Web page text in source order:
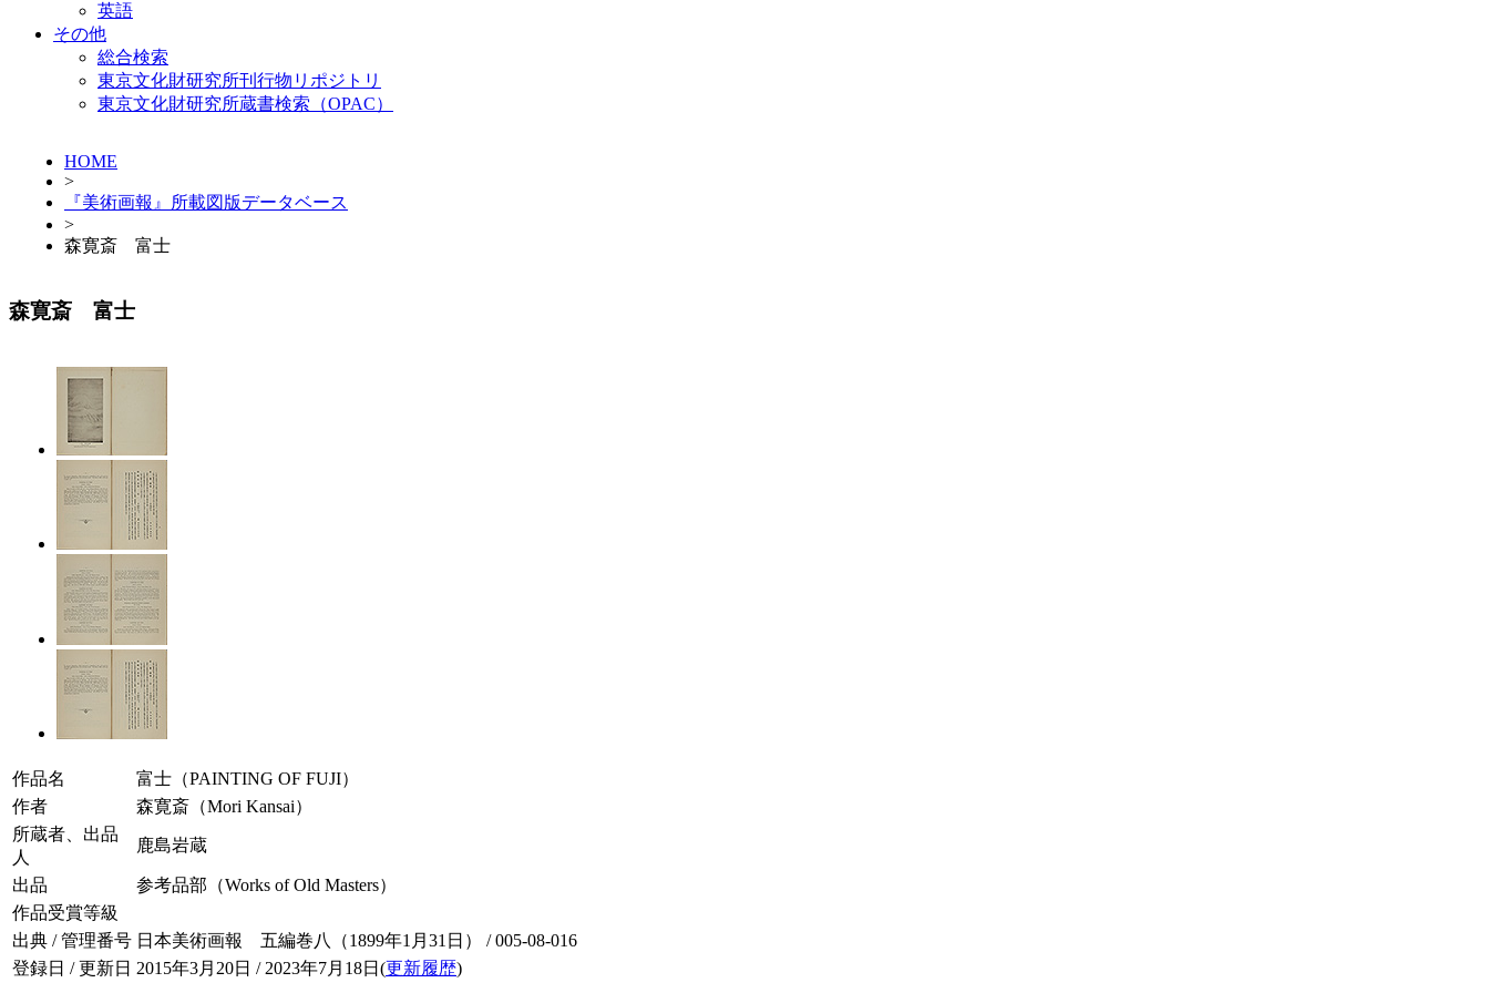
英語
その他
総合検索
東京文化財研究所刊行物リポジトリ
東京文化財研究所蔵書検索（OPAC）
HOME
>
『美術画報』所載図版データベース
>
森寛斎 富士
森寛斎 富士
作品名
富士（PAINTING OF FUJI）
作者
森寛斎（Mori Kansai）
所蔵者、出品
人
鹿島岩蔵
出品
参考品部（Works of Old Masters）
作品受賞等級
出典 / 管理番号 日本美術画報 五編巻八（1899年1月31日） / 005-08-016
登録日 / 更新日 2015年3月20日 / 2023年7月18日(更新履歴)